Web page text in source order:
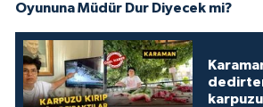
Oyununa Müdür Dur Diyecek mi?